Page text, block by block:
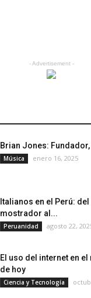
- Advertisement -
Brian Jones:
Música enero 16, 2025
Italianos en el Perú:
mostrador al...
Peruanidad agosto 22,
El uso del internet en
de hoy
Ciencia y Tecnología